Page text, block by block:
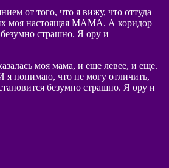
от того, что я вижу, что оттуда
моя настоящая МАМА. А коридор
страшно. Я ору и
моя мама, и еще левее, и еще.
я понимаю, что не могу отличить,
безумно страшно. Я ору и